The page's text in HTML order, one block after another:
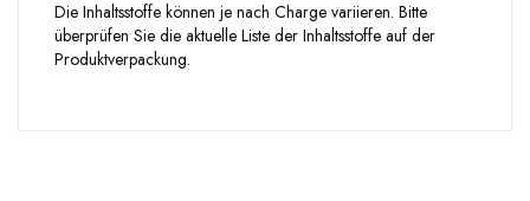
Die Inhaltsstoffe können je nach Charge variieren. Bitte
überprüfen Sie die aktuelle Liste der Inhaltsstoffe auf der
Produktverpackung.